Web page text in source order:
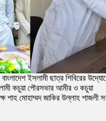
ইসলামী ছাত্র শিবিরের
কচুয়া পৌরসভার আমীর ও কচুয়া
শাহ মোহাম্মদ জাকির উল্লাহ শাজলী